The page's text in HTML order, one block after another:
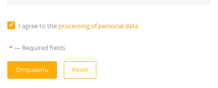
I agree to the processing of personal data
* — Required fields
Reset